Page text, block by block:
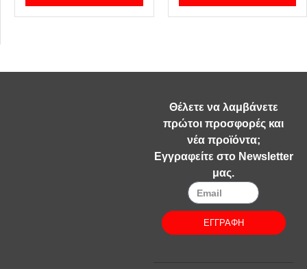
Θέλετε να λαμβάνετε
πρώτοι προσφορές και
νέα προϊόντα;
Εγγραφείτε στο Newsletter
μας.
ΕΓΓΡΑΦΗ